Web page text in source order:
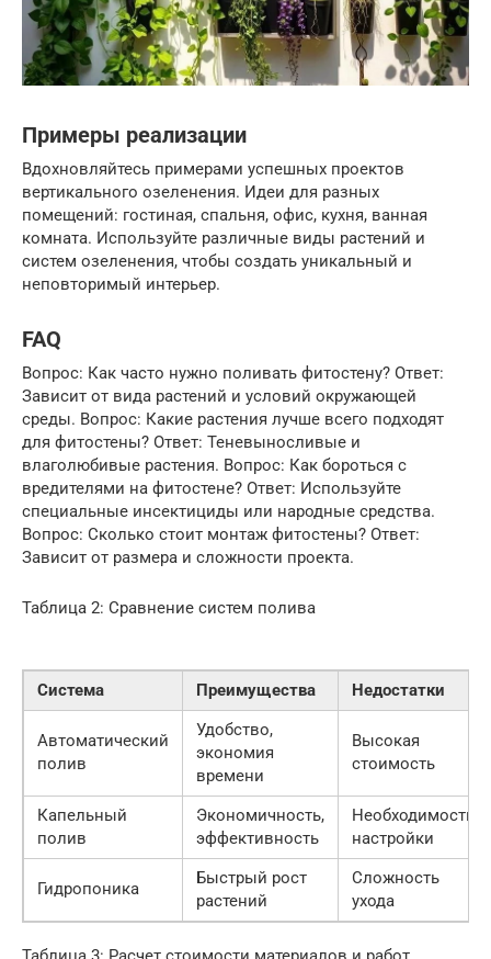
Примеры реализации
Вдохновляйтесь примерами успешных проектов
вертикального озеленения. Идеи для разных
помещений: гостиная, спальня, офис, кухня, ванная
комната. Используйте различные виды растений и
систем озеленения, чтобы создать уникальный и
неповторимый интерьер.
FAQ
Вопрос: Как часто нужно поливать фитостену? Ответ:
Зависит от вида растений и условий окружающей
среды. Вопрос: Какие растения лучше всего подходят
для фитостены? Ответ: Теневыносливые и
влаголюбивые растения. Вопрос: Как бороться с
вредителями на фитостене? Ответ: Используйте
специальные инсектициды или народные средства.
Вопрос: Сколько стоит монтаж фитостены? Ответ:
Зависит от размера и сложности проекта.
Таблица 2: Сравнение систем полива
Система Преимущества Недостатки
Автоматический
полив
Удобство,
экономия
времени
Высокая
стоимость
Капельный
полив
Экономичность,
эффективность
Необходимость
настройки
Гидропоника
Быстрый рост
растений
Сложность
ухода